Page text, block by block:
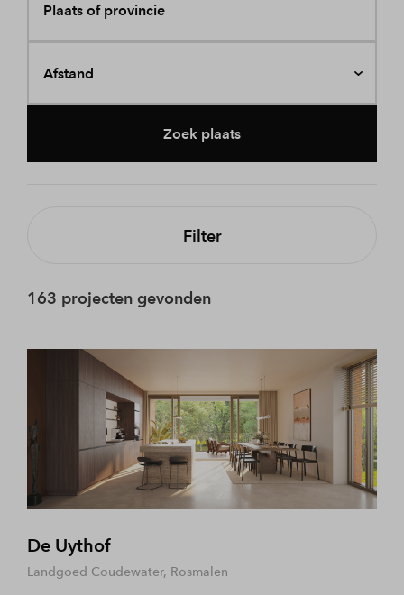
Plaats of provincie
Afstand
Zoek plaats
Filter
163 projecten gevonden
De Uythof
Landgoed Coudewater, Rosmalen